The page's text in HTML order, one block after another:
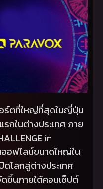
ร์ตที่ใหญ่ที่สุดในญี่ปุ่น
กในต่างประเทศ ภาย
in
อฟไลน์ขนาดใหญ่ใน
โลกสู่ต่างประเทศ
ขึ้นภายใต้คอนเซ็ปต์